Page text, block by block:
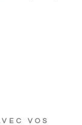
VOS